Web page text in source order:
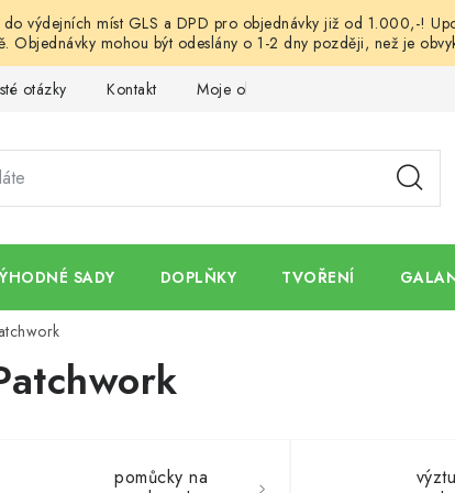
výdejních míst GLS a DPD pro objednávky již od 1.000,-!
Objednávky mohou být odeslány o 1-2 dny později, než je
otázky Kontakt Moje objednávka
SADY DOPLŇKY TVOŘENÍ
pomůcky na